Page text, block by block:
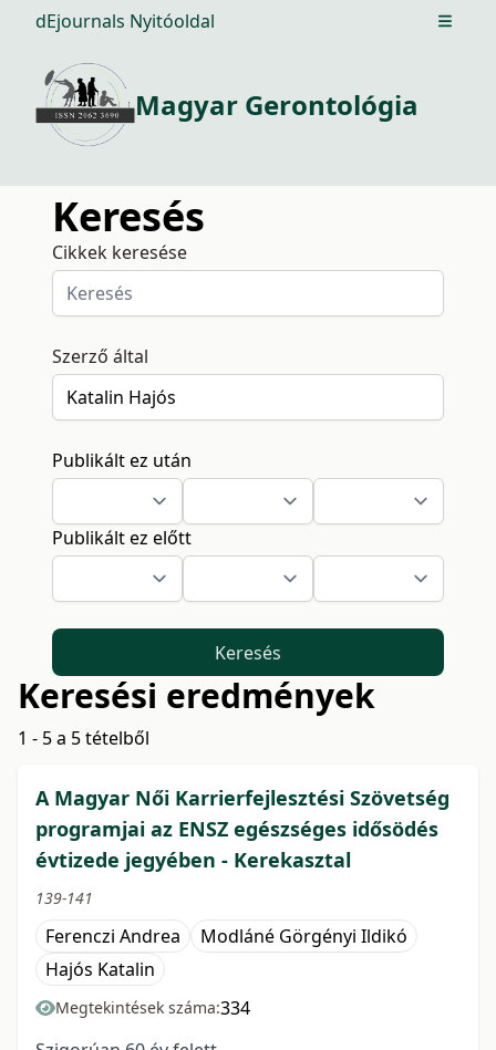
dEjournals Nyitóoldal Open
Magyar Gerontológia
Keresés
Cikkek keresése
Szerző által
Publikált ez után
Publikált ez előtt
Keresés
Keresési eredmények
1 - 5 a 5 tételből
A Magyar Női Karrierfejlesztési Szövetség
programjai az ENSZ egészséges idősödés
évtizede jegyében - Kerekasztal
139-141
Ferenczi Andrea
Modláné Görgényi Ildikó
Hajós Katalin
Megtekintések száma:334